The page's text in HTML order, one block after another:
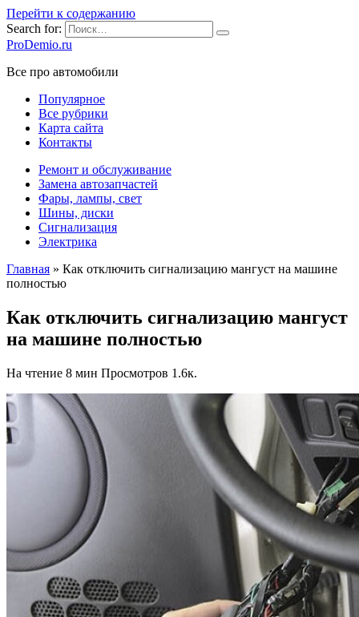
Перейти к содержанию
Search for:
ProDemio.ru
Все про автомобили
Популярное
Все рубрики
Карта сайта
Контакты
Ремонт и обслуживание
Замена автозапчастей
Фары, лампы, свет
Шины, диски
Сигнализация
Электрика
Главная » Как отключить сигнализацию мангуст на машине
полностью
Как отключить сигнализацию мангуст
на машине полностью
На чтение 8 мин Просмотров 1.6к.